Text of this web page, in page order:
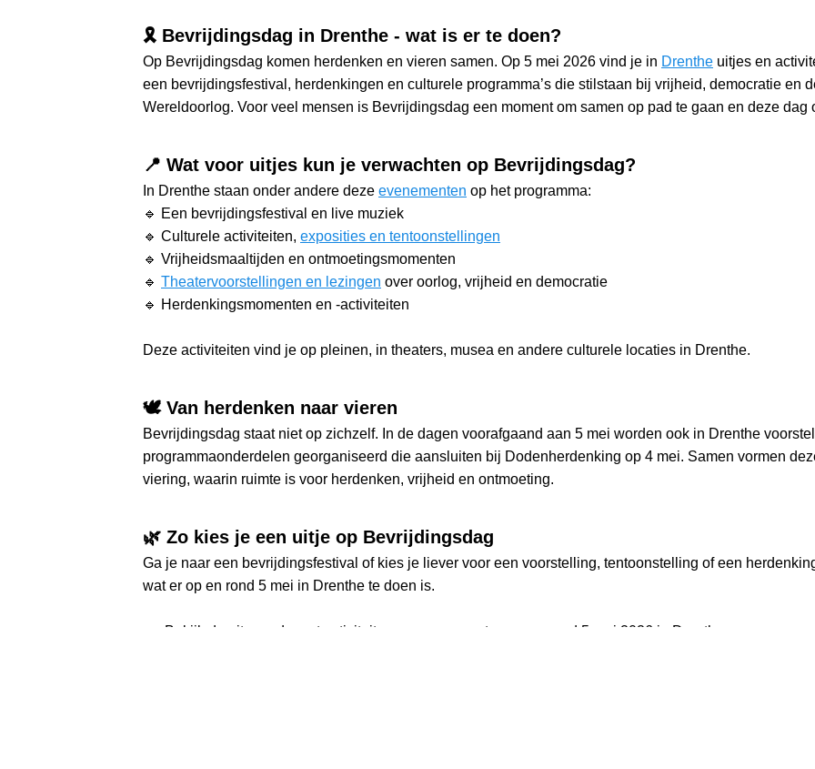
🎗️ Bevrijdingsdag in Drenthe - wat is er te doen?
Op Bevrijdingsdag komen herdenken en vieren samen. Op 5 mei 2026 vind je in Drenthe uitjes en
een bevrijdingsfestival, herdenkingen en culturele programma’s die stilstaan bij vrijheid, democratie en
Wereldoorlog. Voor veel mensen is Bevrijdingsdag een moment om samen op pad te gaan en deze
📍 Wat voor uitjes kun je verwachten op Bevrijdingsdag?
In Drenthe staan onder andere deze evenementen op het programma:
🔹 Een bevrijdingsfestival en live muziek
🔹 Culturele activiteiten, exposities en tentoonstellingen
🔹 Vrijheidsmaaltijden en ontmoetingsmomenten
🔹 Theatervoorstellingen en lezingen over oorlog, vrijheid en democratie
🔹 Herdenkingsmomenten en -activiteiten
Deze activiteiten vind je op pleinen, in theaters, musea en andere culturele locaties in Drenthe.
🕊️ Van herdenken naar vieren
Bevrijdingsdag staat niet op zichzelf. In de dagen voorafgaand aan 5 mei worden ook in Drenthe
programmaonderdelen georganiseerd die aansluiten bij Dodenherdenking op 4 mei. Samen vormen
viering, waarin ruimte is voor herdenken, vrijheid en ontmoeting.
🌿 Zo kies je een uitje op Bevrijdingsdag
Ga je naar een bevrijdingsfestival of kies je liever voor een voorstelling, tentoonstelling of een
wat er op en rond 5 mei in Drenthe te doen is.
👉 Bekijk de uitagenda met activiteiten en evenementen op en rond 5 mei 2026 in Drenthe.